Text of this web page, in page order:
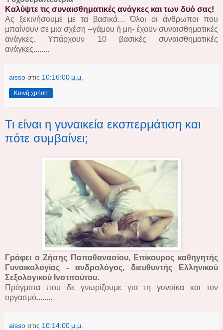
Καλύψτε τις συναισθηματικές ανάγκες και των δυό σας!
Ας ξεκινήσουμε με τα βασικά… Όλοι οι άνθρωποι που
μπαίνουν σε μια σχέση –γάμου ή μη- έχουν συναισθηματικές
ανάγκες. Υπάρχουν 10 βασικές συναισθηματικές
ανάγκες........
aisso στις 10:16:00 μ.μ.
Κοινή χρήση
Τι είναι η γυναικεία εκσπερμάτιση και
πότε συμβαίνει;
Γράφει ο Ζήσης Παπαθανασίου, Επίκουρος καθηγητής
Γυναικολογίας - ανδρολόγος, διευθυντής Ελληνικού
Σεξολογικού Ινστιτούτου.
Πράγματα που δε γνωρίζουμε για τη γυναίκα και τον
οργασμό........
aisso στις 10:14:00 μ.μ.